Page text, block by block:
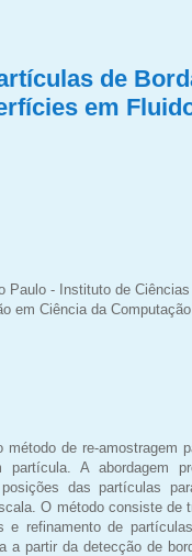
de
em
Paulo - Instituto de
em Ciência da
método de re-amostragem
partícula. A abordagem
das partículas
O método consiste de
e refinamento de
a partir da detecção de